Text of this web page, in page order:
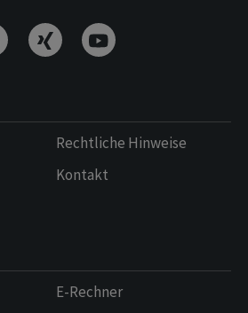
Rechtliche Hinweise
Kontakt
E-Rechner